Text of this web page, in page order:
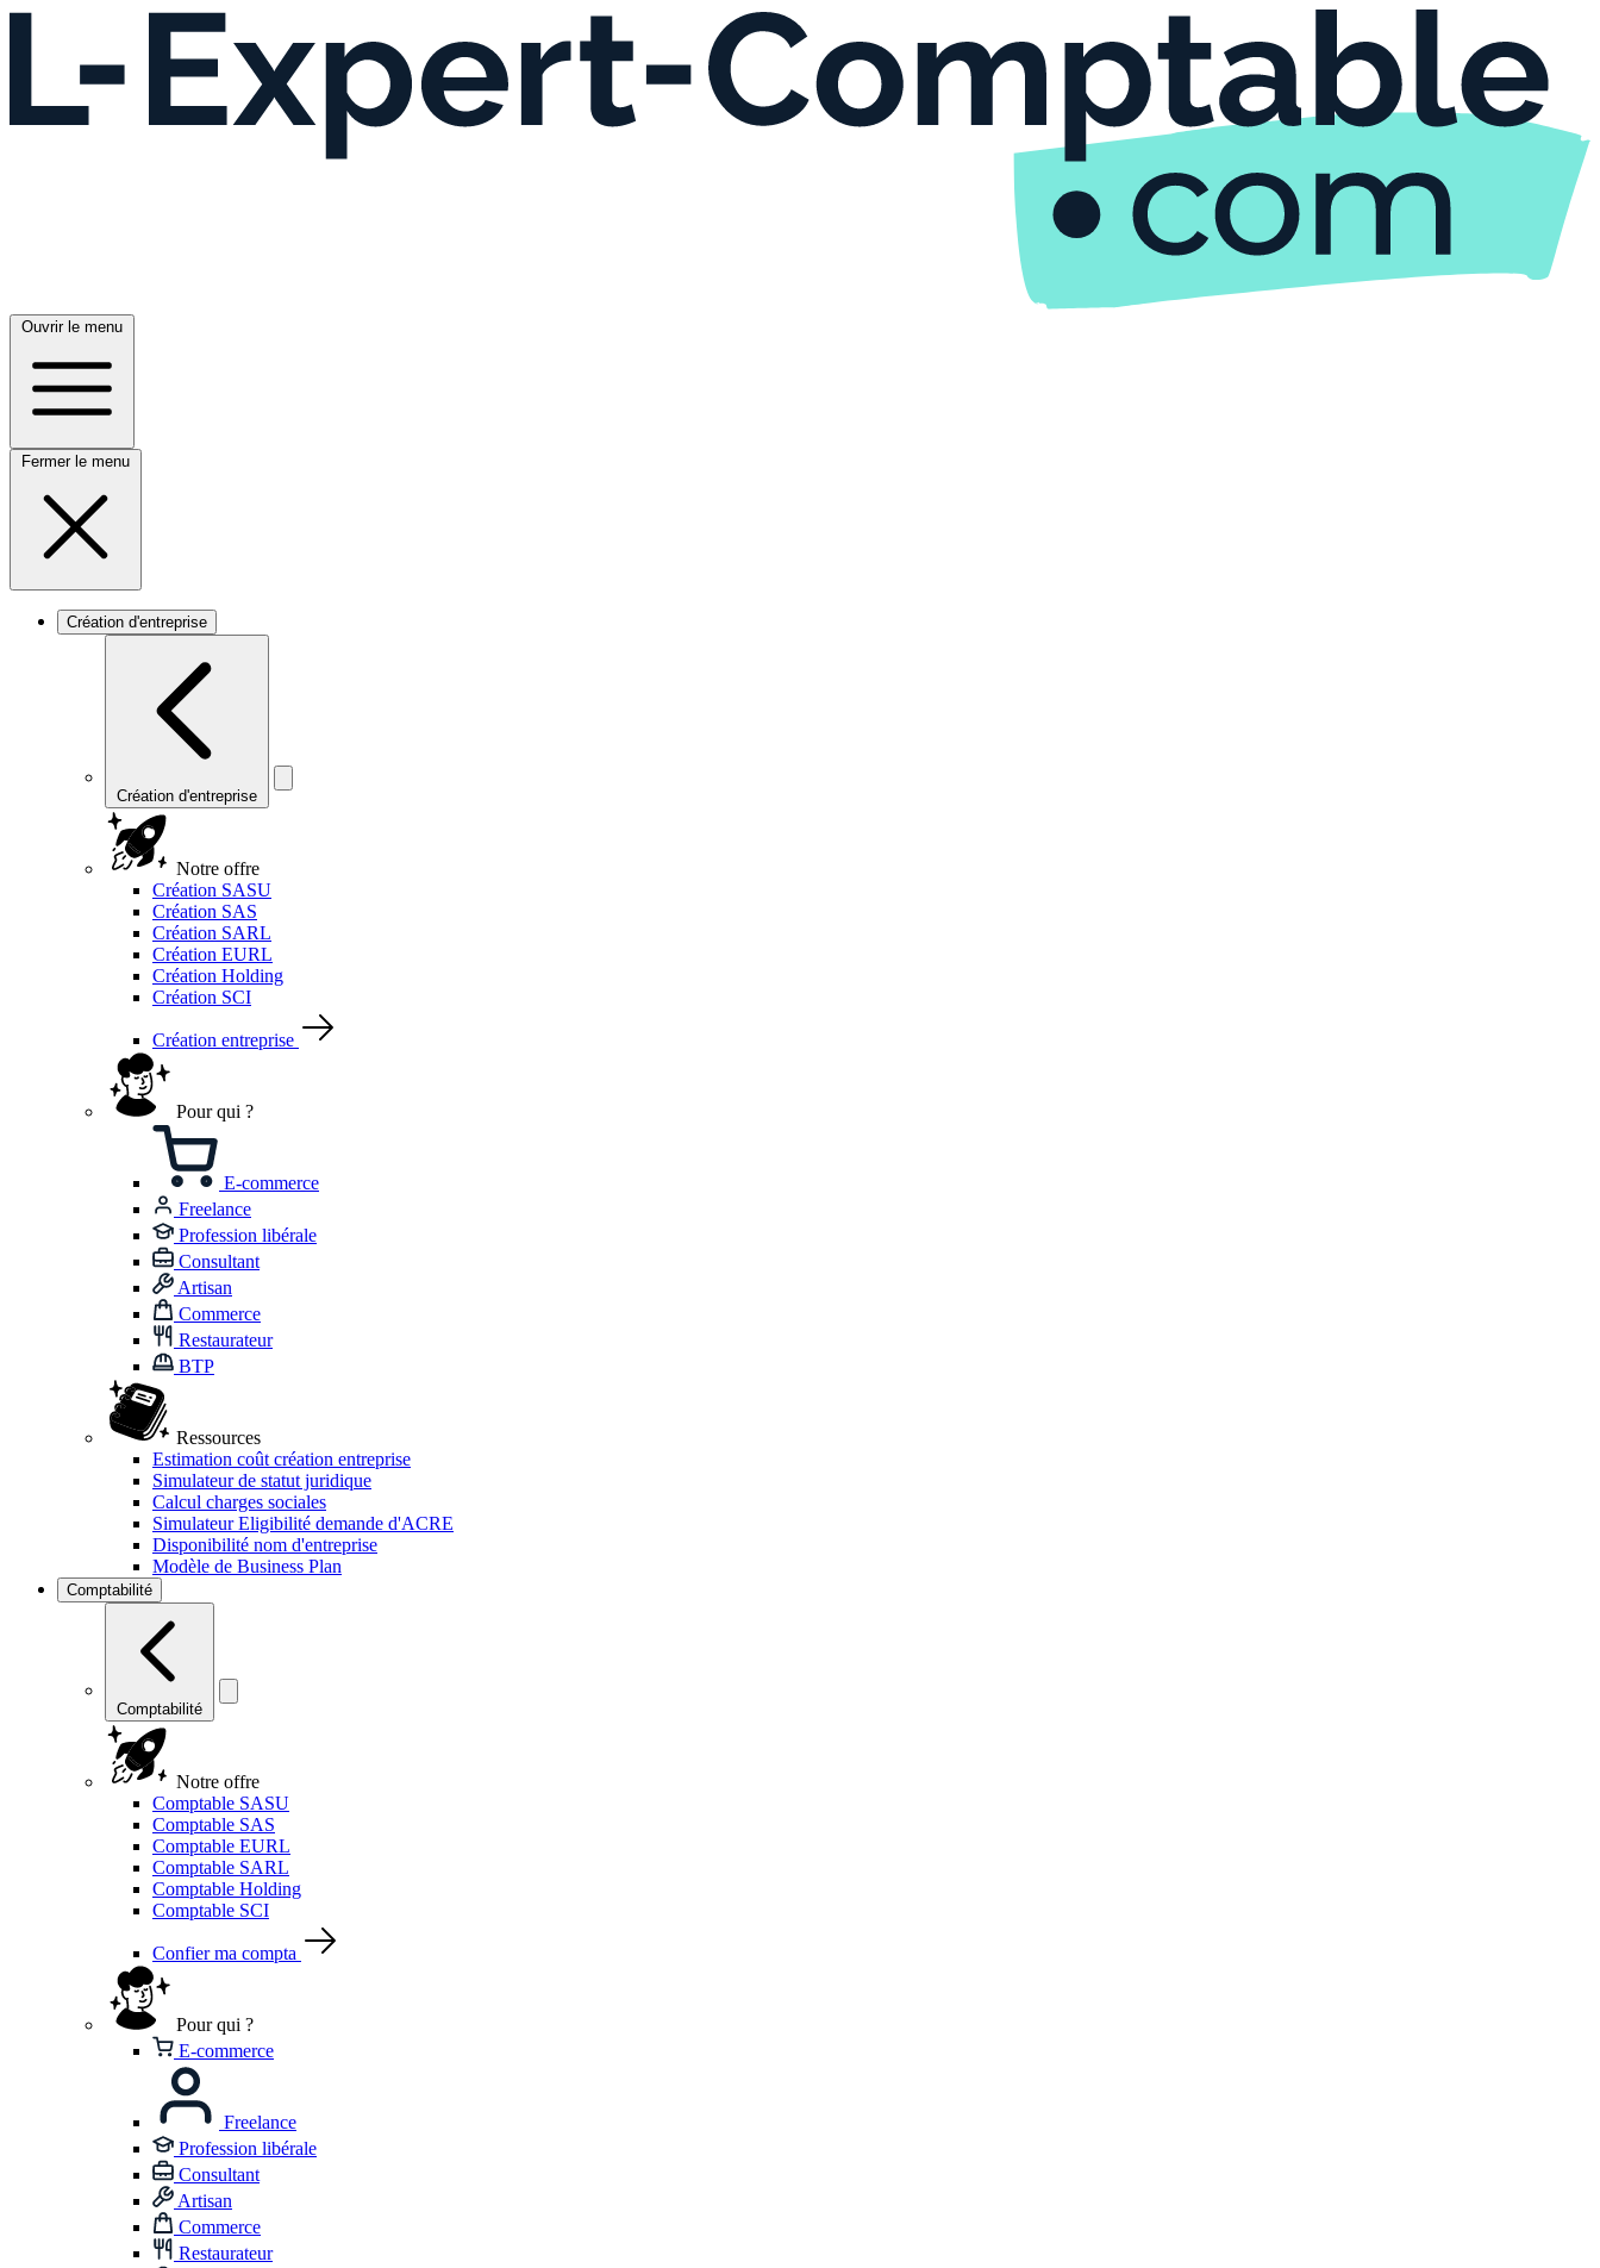
Ouvrir le menu
Fermer le menu
Création d'entreprise
Création d'entreprise
Notre offre
Création SASU
Création SAS
Création SARL
Création EURL
Création Holding
Création SCI
Création entreprise
Pour qui ?
E-commerce
Freelance
Profession libérale
Consultant
Artisan
Commerce
Restaurateur
BTP
Ressources
Estimation coût création entreprise
Simulateur de statut juridique
Calcul charges sociales
Simulateur Eligibilité demande d'ACRE
Disponibilité nom d'entreprise
Modèle de Business Plan
Comptabilité
Comptabilité
Notre offre
Comptable SASU
Comptable SAS
Comptable EURL
Comptable SARL
Comptable Holding
Comptable SCI
Confier ma compta
Pour qui ?
E-commerce
Freelance
Profession libérale
Consultant
Artisan
Commerce
Restaurateur